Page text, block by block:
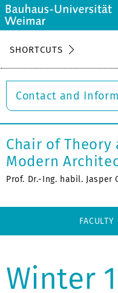
SHORTCUTS
Contact and
Chair of
Modern
Prof. Dr.-Ing. habil. Jasper
Winter